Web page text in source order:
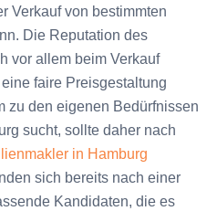
Verkauf von bestimmten
Die Reputation des
vor allem beim Verkauf
faire Preisgestaltung
zu den eigenen Bedürfnissen
sucht, sollte daher nach
in Hamburg
sich bereits nach einer
Kandidaten, die es